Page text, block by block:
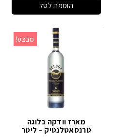
הוספה לסל
מבצע!
מארז וודקה בלוגה
טרנסאטלנטיק – ליטר